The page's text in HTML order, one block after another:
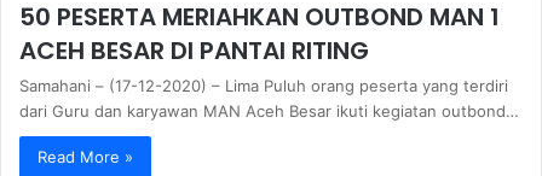
50 PESERTA MERIAHKAN OUTBOND MAN 1
ACEH BESAR DI PANTAI RITING
Samahani – (17-12-2020) – Lima Puluh orang peserta yang terdiri
dari Guru dan karyawan MAN Aceh Besar ikuti kegiatan outbond…
Read More »